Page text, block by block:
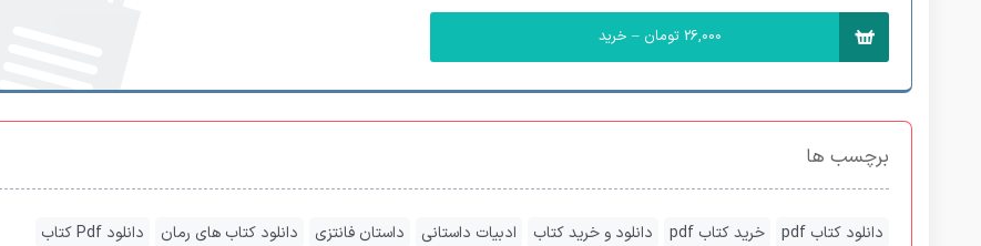
26,000 تومان – خرید
برچسب ها
دانلود کتاب pdf خرید کتاب pdf دانلود و خرید کتاب ادبیات داستانی داستان فانتزی دانلود کتاب های رمان
دانلود Pdf کتاب